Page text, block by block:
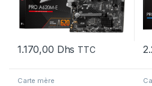
1.170,00 Dhs TTC
Carte mère